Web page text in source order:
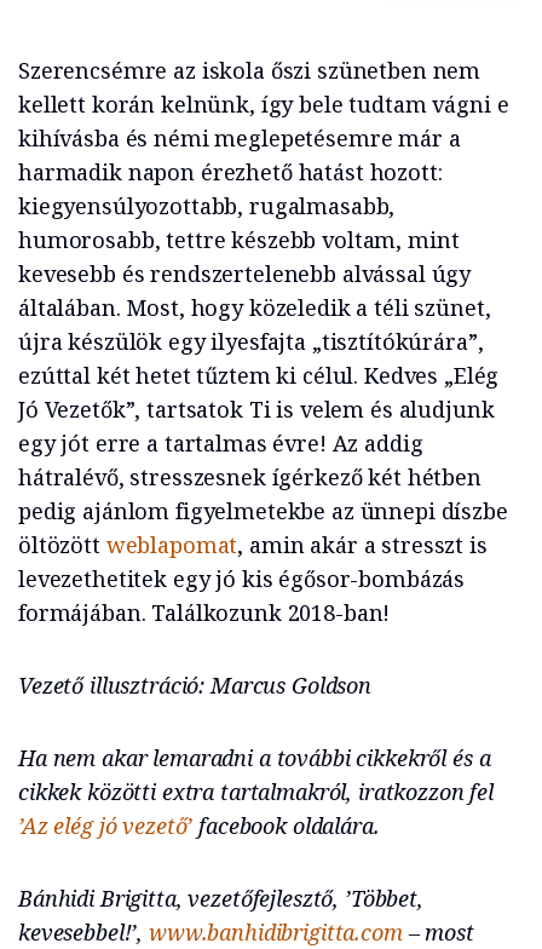
Szerencsémre az iskola őszi szünetben nem
kellett korán kelnünk, így bele tudtam vágni e
kihívásba és némi meglepetésemre már a
harmadik napon érezhető hatást hozott:
kiegyensúlyozottabb, rugalmasabb,
humorosabb, tettre készebb voltam, mint
kevesebb és rendszertelenebb alvással úgy
általában. Most, hogy közeledik a téli szünet,
újra készülök egy ilyesfajta „tisztítókúrára”,
ezúttal két hetet tűztem ki célul. Kedves „Elég
Jó Vezetők”, tartsatok Ti is velem és aludjunk
egy jót erre a tartalmas évre! Az addig
hátralévő, stresszesnek ígérkező két hétben
pedig ajánlom figyelmetekbe az ünnepi díszbe
öltözött weblapomat, amin akár a stresszt is
levezethetitek egy jó kis égősor-bombázás
formájában. Találkozunk 2018-ban!
Vezető illusztráció: Marcus Goldson
Ha nem akar lemaradni a további cikkekről és a
cikkek közötti extra tartalmakról, iratkozzon fel
’Az elég jó vezető’ facebook oldalára.
Bánhidi Brigitta, vezetőfejlesztő, ’Többet,
kevesebbel!’, www.banhidibrigitta.com– most